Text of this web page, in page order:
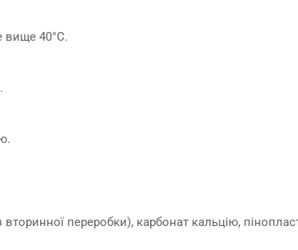
вище 40°C.
переробки), карбонат кальцію,